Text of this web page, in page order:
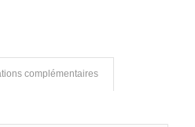
complémentaires